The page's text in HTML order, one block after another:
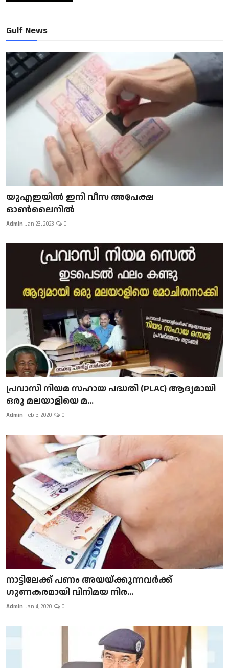
Gulf News
യുഎഇയിൽ ഇനി വീസ അപേക്ഷ
ഓൺലൈനിൽ
Admin Jan 23, 2023 0
പ്രവാസി നിയമ സഹായ പദ്ധതി (PLAC) ആദ്യമായി
ഒരു മലയാളിയെ മ...
Admin Feb 5, 2020 0
നാട്ടിലേക്ക് പണം അയയ്ക്കുന്നവർക്ക്
ഗുണകരമായി വിനിമയ നിര...
Admin Jan 4, 2020 0